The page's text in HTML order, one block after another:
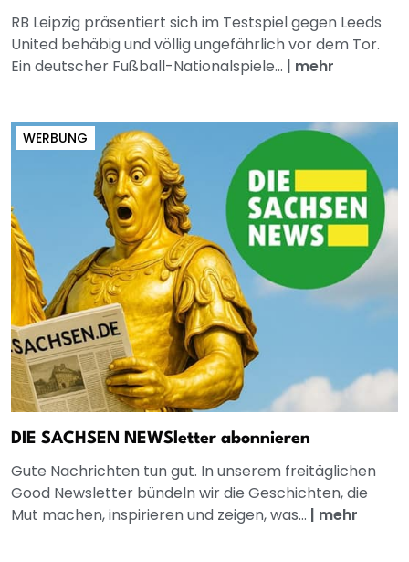
RB Leipzig präsentiert sich im Testspiel gegen Leeds
United behäbig und völlig ungefährlich vor dem Tor.
Ein deutscher Fußball-Nationalspiele... | mehr
WERBUNG
DIE SACHSEN NEWSletter abonnieren
Gute Nachrichten tun gut. In unserem freitäglichen
Good Newsletter bündeln wir die Geschichten, die
Mut machen, inspirieren und zeigen, was... | mehr